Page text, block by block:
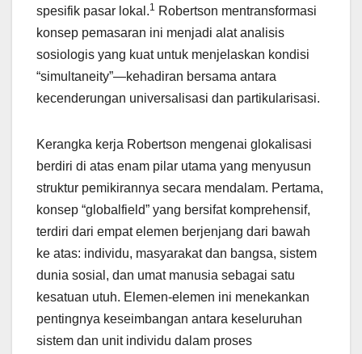
spesifik pasar lokal.1
Robertson mentransformasi
konsep pemasaran ini menjadi alat analisis
sosiologis yang kuat untuk menjelaskan kondisi
“simultaneity”—kehadiran bersama antara
kecenderungan universalisasi dan partikularisasi.
Kerangka kerja Robertson mengenai glokalisasi
berdiri di atas enam pilar utama yang menyusun
struktur pemikirannya secara mendalam. Pertama,
konsep “globalfield” yang bersifat komprehensif,
terdiri dari empat elemen berjenjang dari bawah
ke atas: individu, masyarakat dan bangsa, sistem
dunia sosial, dan umat manusia sebagai satu
kesatuan utuh. Elemen-elemen ini menekankan
pentingnya keseimbangan antara keseluruhan
sistem dan unit individu dalam proses